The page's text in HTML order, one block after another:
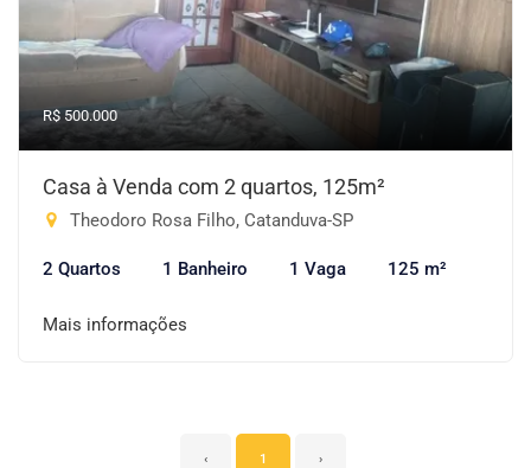
R$ 500.000
Casa à Venda com 2 quartos, 125m²
Theodoro Rosa Filho, Catanduva-SP
2 Quartos 1 Banheiro 1 Vaga 125 m²
Mais informações
‹ 1 ›